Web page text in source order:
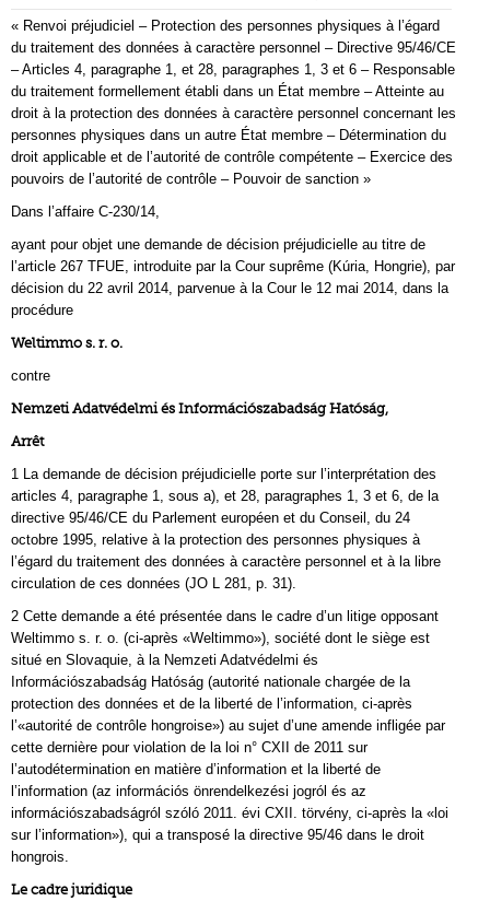
« Renvoi préjudiciel – Protection des personnes physiques à l’égard
du traitement des données à caractère personnel – Directive 95/46/CE
– Articles 4, paragraphe 1, et 28, paragraphes 1, 3 et 6 – Responsable
du traitement formellement établi dans un État membre – Atteinte au
droit à la protection des données à caractère personnel concernant les
personnes physiques dans un autre État membre – Détermination du
droit applicable et de l’autorité de contrôle compétente – Exercice des
pouvoirs de l’autorité de contrôle – Pouvoir de sanction »
Dans l’affaire C‑230/14,
ayant pour objet une demande de décision préjudicielle au titre de
l’article 267 TFUE, introduite par la Cour suprême (Kúria, Hongrie), par
décision du 22 avril 2014, parvenue à la Cour le 12 mai 2014, dans la
procédure
Weltimmo s. r. o.
contre
Nemzeti Adatvédelmi és Információszabadság Hatóság,
Arrêt
1 La demande de décision préjudicielle porte sur l’interprétation des
articles 4, paragraphe 1, sous a), et 28, paragraphes 1, 3 et 6, de la
directive 95/46/CE du Parlement européen et du Conseil, du 24
octobre 1995, relative à la protection des personnes physiques à
l’égard du traitement des données à caractère personnel et à la libre
circulation de ces données (JO L 281, p. 31).
2 Cette demande a été présentée dans le cadre d’un litige opposant
Weltimmo s. r. o. (ci-après «Weltimmo»), société dont le siège est
situé en Slovaquie, à la Nemzeti Adatvédelmi és
Információszabadság Hatóság (autorité nationale chargée de la
protection des données et de la liberté de l’information, ci-après
l’«autorité de contrôle hongroise») au sujet d’une amende infligée par
cette dernière pour violation de la loi n° CXII de 2011 sur
l’autodétermination en matière d’information et la liberté de
l’information (az információs önrendelkezési jogról és az
információszabadságról szóló 2011. évi CXII. törvény, ci-après la «loi
sur l’information»), qui a transposé la directive 95/46 dans le droit
hongrois.
Le cadre juridique